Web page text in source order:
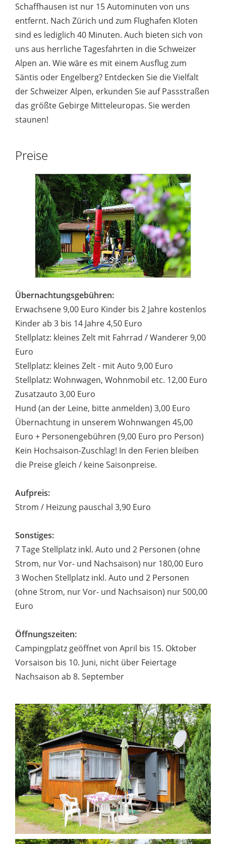
Schaffhausen ist nur 15 Autominuten von uns
entfernt. Nach Zürich und zum Flughafen Kloten
sind es lediglich 40 Minuten. Auch bieten sich von
uns aus herrliche Tagesfahrten in die Schweizer
Alpen an. Wie wäre es mit einem Ausflug zum
Säntis oder Engelberg? Entdecken Sie die Vielfalt
der Schweizer Alpen, erkunden Sie auf Passstraßen
das größte Gebirge Mitteleuropas. Sie werden
staunen!
Preise
Übernachtungsgebühren:
Erwachsene 9,00 Euro Kinder bis 2 Jahre kostenlos
Kinder ab 3 bis 14 Jahre 4,50 Euro
Stellplatz: kleines Zelt mit Fahrrad / Wanderer 9,00
Euro
Stellplatz: kleines Zelt - mit Auto 9,00 Euro
Stellplatz: Wohnwagen, Wohnmobil etc. 12,00 Euro
Zusatzauto 3,00 Euro
Hund (an der Leine, bitte anmelden) 3,00 Euro
Übernachtung in unserem Wohnwangen 45,00
Euro + Personengebühren (9,00 Euro pro Person)
Kein Hochsaison-Zuschlag! In den Ferien bleiben
die Preise gleich / keine Saisonpreise.
Aufpreis:
Strom / Heizung pauschal 3,90 Euro
Sonstiges:
7 Tage Stellplatz inkl. Auto und 2 Personen (ohne
Strom, nur Vor- und Nachsaison) nur 180,00 Euro
3 Wochen Stellplatz inkl. Auto und 2 Personen
(ohne Strom, nur Vor- und Nachsaison) nur 500,00
Euro
Öffnungszeiten:
Campingplatz geöffnet von April bis 15. Oktober
Vorsaison bis 10. Juni, nicht über Feiertage
Nachsaison ab 8. September